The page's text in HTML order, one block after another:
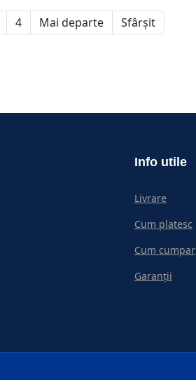
4 Mai departe Sfârșit
Info utile
Livrare
Cum platesc
Cum cumpar
Garanții